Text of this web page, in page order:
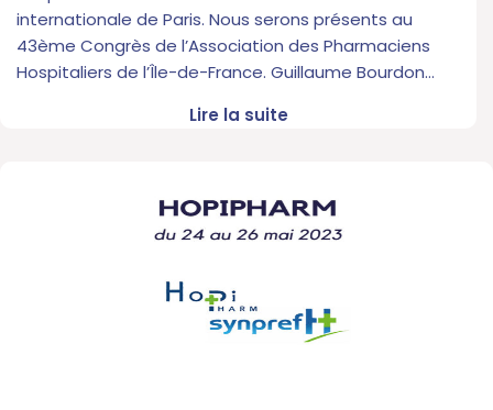
internationale de Paris. Nous serons présents au
43ème Congrès de l’Association des Pharmaciens
Hospitaliers de l’Île-de-France. Guillaume Bourdon…
Lire la suite